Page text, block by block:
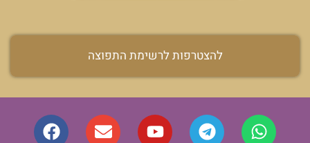
להצטרפות לרשימת התפוצה